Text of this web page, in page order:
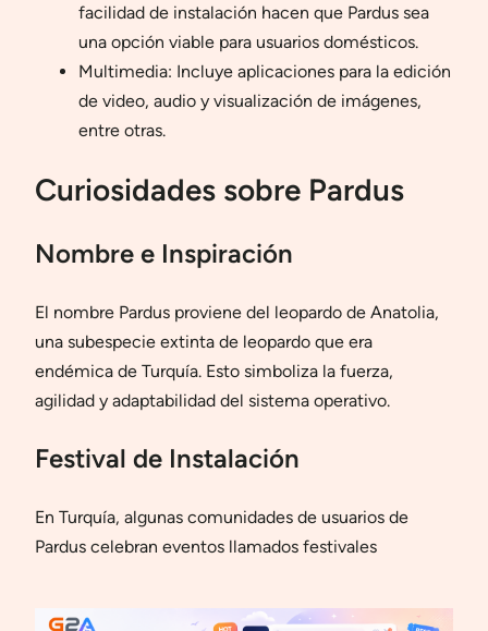
facilidad de instalación hacen que Pardus sea
una opción viable para usuarios domésticos.
Multimedia: Incluye aplicaciones para la edición
de video, audio y visualización de imágenes,
entre otras.
Curiosidades sobre Pardus
Nombre e Inspiración
El nombre Pardus proviene del leopardo de Anatolia,
una subespecie extinta de leopardo que era
endémica de Turquía. Esto simboliza la fuerza,
agilidad y adaptabilidad del sistema operativo.
Festival de Instalación
En Turquía, algunas comunidades de usuarios de
Pardus celebran eventos llamados festivales